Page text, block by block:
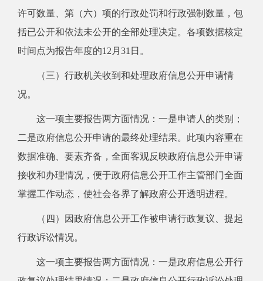
许可数量、第（六）项的行政处罚和行政强制数量，包
括已公开和依法未公开的全部处理决定。各项数据核定
时间点为报告年度的12月31日。
（三）行政机关收到和处理政府信息公开申请情
况。
这一项主要报告两方面情况：一是申请人的类别；
二是政府信息公开申请的最终处理结果。此项内容重在
数据准确、要素齐备，全面客观反映政府信息公开申请
接收和办理情况，便于政府信息公开工作主管部门全面
掌握工作动态，使社会各界了解政府公开透明进程。
（四）因政府信息公开工作被申请行政复议、提起
行政诉讼情况。
这一项主要报告两方面情况：一是政府信息公开行